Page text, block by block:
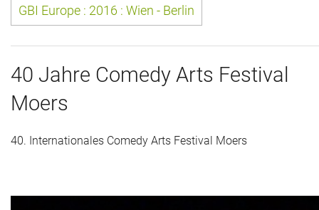
Das war 2010
Das war 2009
eventpower World
Historie + Gegenwart
GBI Europe : 2016 : Wien - Berlin
40 Jahre Comedy Arts Festival
Moers
40. Internationales Comedy Arts Festival Moers